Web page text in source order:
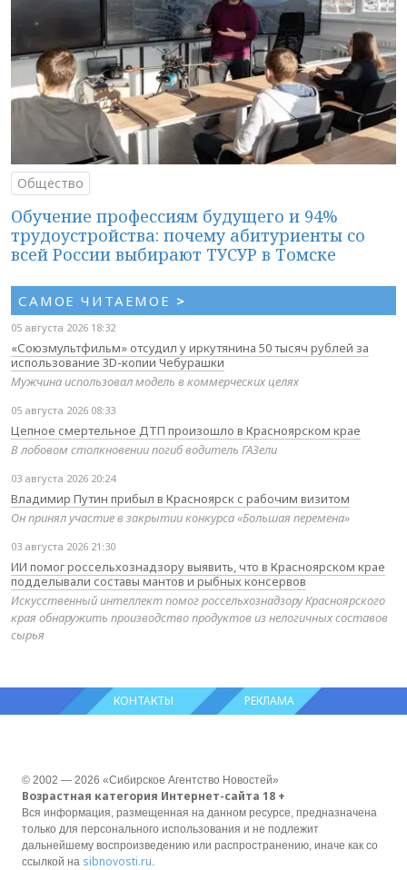
Общество
Обучение профессиям будущего и 94%
трудоустройства: почему абитуриенты со
всей России выбирают ТУСУР в Томске
САМОЕ ЧИТАЕМОЕ >
05 августа 2026 18:32
«Союзмультфильм» отсудил у иркутянина 50 тысяч рублей за
использование 3D-копии Чебурашки
Мужчина использовал модель в коммерческих целях
05 августа 2026 08:33
Цепное смертельное ДТП произошло в Красноярском крае
В лобовом столкновении погиб водитель ГАЗели
03 августа 2026 20:24
Владимир Путин прибыл в Красноярск с рабочим визитом
Он принял участие в закрытии конкурса «Большая перемена»
03 августа 2026 21:30
ИИ помог россельхознадзору выявить, что в Красноярском крае
подделывали составы мантов и рыбных консервов
Искусственный интеллект помог россельхознадзору Красноярского
края обнаружить производство продуктов из нелогичных составов
сырья
КОНТАКТЫ РЕКЛАМА
© 2002 — 2026 «Сибирское Агентство Новостей»
Возрастная категория Интернет-сайта 18 +
Вся информация, размещенная на данном ресурсе, предназначена
только для персонального использования и не подлежит
дальнейшему воспроизведению или распространению, иначе как со
ссылкой на sibnovosti.ru.